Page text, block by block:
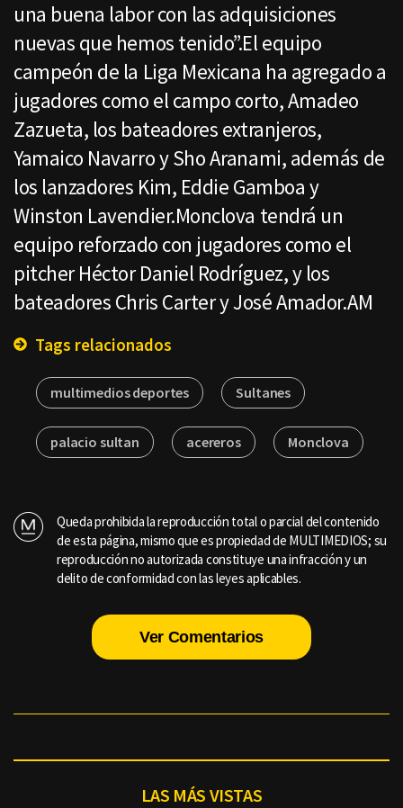
una buena labor con las adquisiciones
nuevas que hemos tenido”.El equipo
campeón de la Liga Mexicana ha agregado a
jugadores como el campo corto, Amadeo
Zazueta, los bateadores extranjeros,
Yamaico Navarro y Sho Aranami, además de
los lanzadores Kim, Eddie Gamboa y
Winston Lavendier.Monclova tendrá un
equipo reforzado con jugadores como el
pitcher Héctor Daniel Rodríguez, y los
bateadores Chris Carter y José Amador.AM
Tags relacionados
multimedios deportes Sultanes
palacio sultan acereros Monclova
Queda prohibida la reproducción total o parcial del contenido
de esta página, mismo que es propiedad de MULTIMEDIOS; su
reproducción no autorizada constituye una infracción y un
delito de conformidad con las leyes aplicables.
Ver Comentarios
LAS MÁS VISTAS